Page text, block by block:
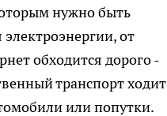
нужно быть
от
обходится дорого -
транспорт ходит
или попутки.